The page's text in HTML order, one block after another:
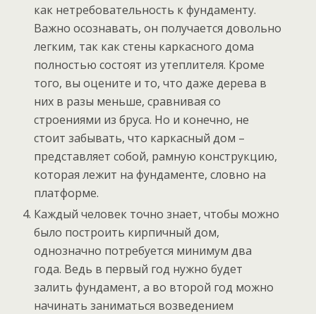
как нетребовательность к фундаменту.
Важно осознавать, он получается довольно
легким, так как стены каркасного дома
полностью состоят из утеплителя. Кроме
того, вы оцените и то, что даже дерева в
них в разы меньше, сравнивая со
строениями из бруса. Но и конечно, не
стоит забывать, что каркасный дом –
представляет собой, рамную конструкцию,
которая лежит на фундаменте, словно на
платформе.
Каждый человек точно знает, чтобы можно
было построить кирпичный дом,
однозначно потребуется минимум два
года. Ведь в первый год нужно будет
залить фундамент, а во второй год можно
начинать заниматься возведением